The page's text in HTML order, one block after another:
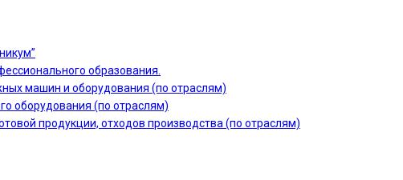
образования.
машин и оборудования (по отраслям)
оборудования (по отраслям)
продукции, отходов производства (по отраслям)